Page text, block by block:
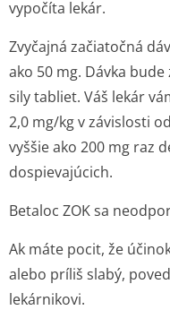
vypočíta lekár.
Zvyčajná začiatočná
ako 50 mg. Dávka
sily tabliet. Váš lekár
2,0 mg/kg v závislosti
vyššie ako 200 mg raz
dospievajúcich.
Betaloc ZOK sa
Ak máte pocit, že
alebo príliš slabý,
lekárnikovi.